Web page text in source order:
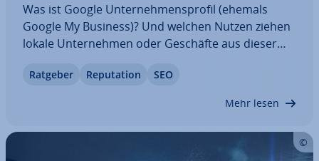
Was ist Google Un­ter­neh­mens­pro­fil (ehemals
Google My Business)? Und welchen Nutzen ziehen
lokale Un­ter­neh­men oder Geschäfte aus dieser
form? Finden Sie heraus, welche Mög­lich­kei­ten
Ratgeber Re­pu­ta­ti­on SEO
Mehr lesen